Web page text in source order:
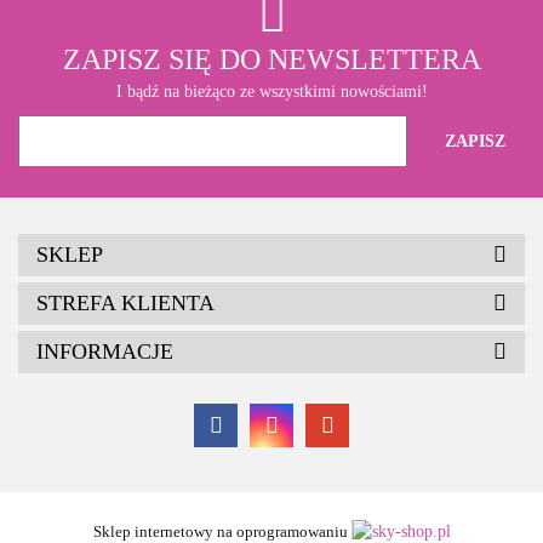
ZAPISZ SIĘ DO NEWSLETTERA
I bądź na bieżąco ze wszystkimi nowościami!
SKLEP
STREFA KLIENTA
INFORMACJE
Sklep internetowy na oprogramowaniu